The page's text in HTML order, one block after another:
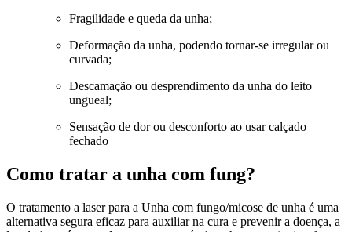
Fragilidade e queda da unha;
Deformação da unha, podendo tornar-se irregular ou
curvada;
Descamação ou desprendimento da unha do leito
ungueal;
Sensação de dor ou desconforto ao usar calçado
fechado
Como tratar a unha com fung?
O tratamento a laser para a Unha com fungo/micose de unha é uma
alternativa segura eficaz para auxiliar na cura e prevenir a doença, a